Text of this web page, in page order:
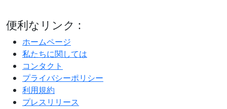
便利なリンク :
ホームページ
私たちに関しては
コンタクト
プライバシーポリシー
利用規約
プレスリリース